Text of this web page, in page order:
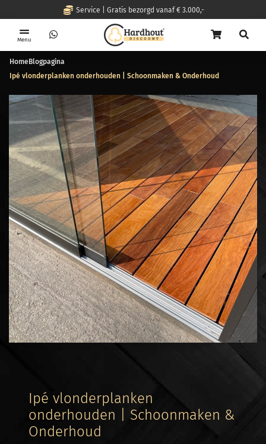
Service | Gratis bezorgd vanaf € 3.000,-
Menu
Home Blogpagina
Ipé vlonderplanken onderhouden | Schoonmaken & Onderhoud
Ipé vlonderplanken
onderhouden | Schoonmaken &
Onderhoud